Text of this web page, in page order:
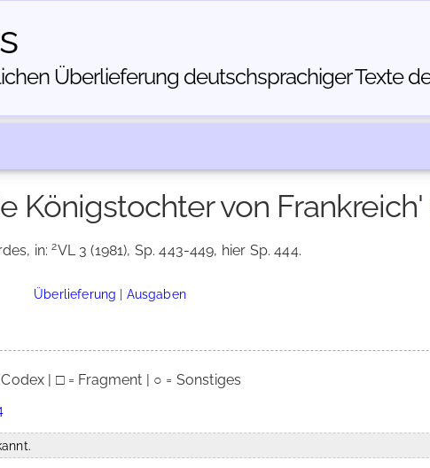
Über­lieferung deutschsprachiger Texte
Königstochter von Frankreich'
in:2VL 3 (1981), Sp. 443-449, hier Sp. 444.
Überlieferung | Ausgaben
Codex | □ = Fragment | ○ = Sonstiges